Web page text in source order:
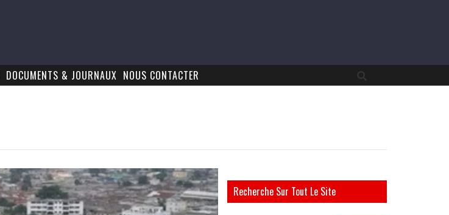
DOCUMENTS & JOURNAUX NOUS CONTACTER
Recherche Sur Tout Le Site